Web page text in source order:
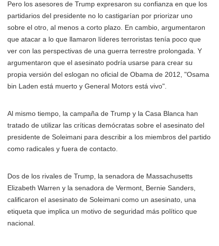
Pero los asesores de Trump expresaron su confianza en que los
partidarios del presidente no lo castigarían por priorizar uno
sobre el otro, al menos a corto plazo. En cambio, argumentaron
que atacar a lo que llamaron líderes terroristas tenía poco que
ver con las perspectivas de una guerra terrestre prolongada. Y
argumentaron que el asesinato podría usarse para crear su
propia versión del eslogan no oficial de Obama de 2012, "Osama
bin Laden está muerto y General Motors está vivo".
Al mismo tiempo, la campaña de Trump y la Casa Blanca han
tratado de utilizar las críticas demócratas sobre el asesinato del
presidente de Soleimani para describir a los miembros del partido
como radicales y fuera de contacto.
Dos de los rivales de Trump, la senadora de Massachusetts
Elizabeth Warren y la senadora de Vermont, Bernie Sanders,
calificaron el asesinato de Soleimani como un asesinato, una
etiqueta que implica un motivo de seguridad más político que
nacional.